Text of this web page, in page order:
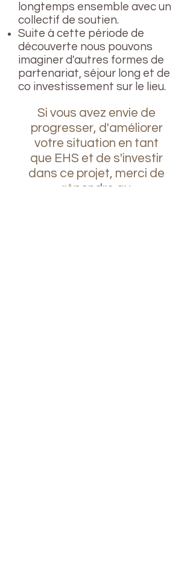
longtemps ensemble avec un
collectif de soutien.
Suite à cette période de
découverte nous pouvons
imaginer d'autres formes de
partenariat, séjour long et de
co investissement sur le lieu.
Si vous avez envie de
progresser, d'améliorer
votre situation en tant
que EHS et de s'investir
dans ce projet, merci de
répondre au